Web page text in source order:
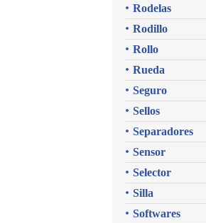
Rodelas
Rodillo
Rollo
Rueda
Seguro
Sellos
Separadores
Sensor
Selector
Silla
Softwares